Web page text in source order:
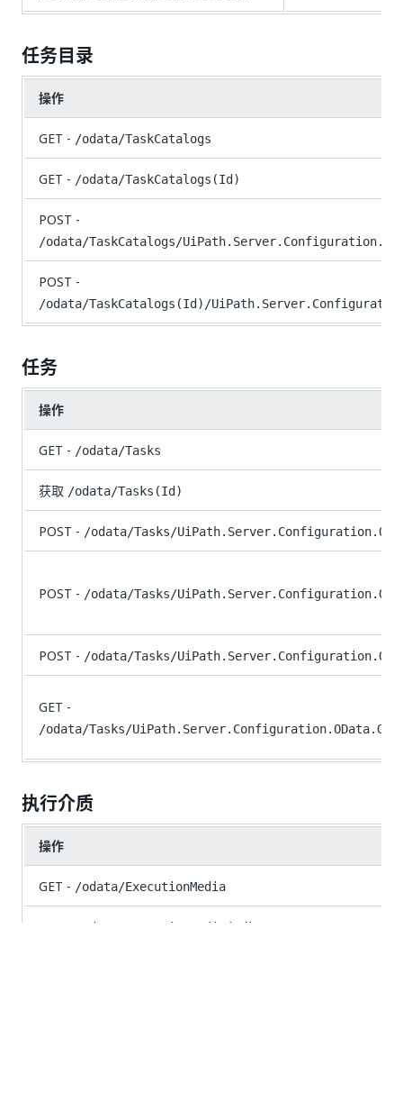
任务目录
操作
GET - /odata/TaskCatalogs
GET - /odata/TaskCatalogs(Id)
POST -
/odata/TaskCatalogs/
POST -
/odata/TaskCatalogs(Id)/
任务
操作
GET - /odata/Tasks
获取 /odata/Tasks(Id)
POST - /odata/Tasks/
POST - /odata/Tasks/
POST - /odata/Tasks/
GET -
/odata/Tasks/
执行介质
操作
GET - /odata/ExecutionMedia
/odata/ExecutionMedia(Id)